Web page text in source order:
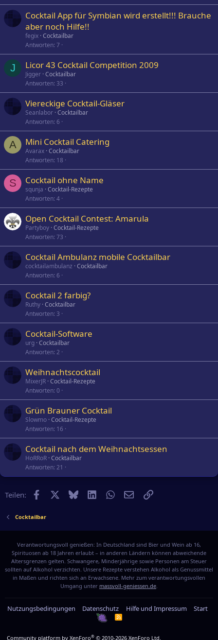
Cocktail App für Symbian wird erstellt!!! Brauche
aber noch Hilfe!!
fegix Cocktailbar
Antworten 7
J Licor 43 Cocktail Competition 2009
Jigger Cocktailbar
Antworten 33
Viereckige Cocktail-Gläser
Seanlabor Cocktailbar
Antworten 6
A Mini Cocktail Catering
Avarax Cocktailbar
Antworten 18
S Cocktail ohne Name
squnja Cocktail-Rezepte
Antworten 4
Open Cocktail Contest: Amarula
Partyboy Cocktail-Rezepte
Antworten 73
Cocktail Ambulanz mobile Cocktailbar
cocktailambulanz Cocktailbar
Antworten 6
Cocktail 2 farbig?
Ruthy Cocktailbar
Antworten 3
Cocktail-Software
urg Cocktailbar
Antworten 2
Weihnachtscocktail
MixerJR Cocktail-Rezepte
Antworten 0
Grün Brauner Cocktail
Slowmo Cocktail-Rezepte
Antworten 16
Cocktail nach dem Weihnachtsessen
HoRRoR Cocktailbar
Antworten 21
Teilen: Facebook BlueskyLinkedInWhatsApp
E-MailLink
Cocktailbar
Verantwortungsvoll genießen: In Deutschland sind Bier und Wein ab 16,
Spirituosen ab 18 Jahren erlaubt – in anderen Ländern können abweichende
Altersgrenzen gelten. Schwangere, Minderjährige sowie Personen am Steuer
sollten auf Alkohol verzichten. Unsere Rezepte verstehen Alkohol als Genussmittel
in Maßen und richten sich an Erwachsene. Mehr zum verantwortungsvollen
Umgang unter massvoll-geniessen.de
Nutzungsbedingungen Datenschutz Hilfe und Impressum Start
R
Community platform by XenForo® © 2010-2026 XenForo Ltd.